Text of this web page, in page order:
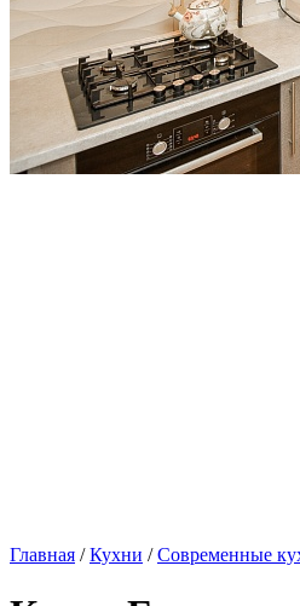
Главная /Кухни /Современные